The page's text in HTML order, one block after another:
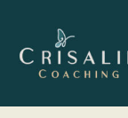
contenidoentradas